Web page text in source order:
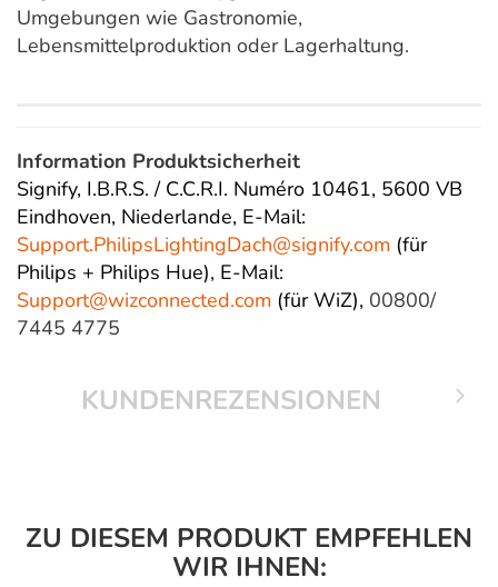
Umgebungen wie Gastronomie,
Lebensmittelproduktion oder Lagerhaltung.
Information Produktsicherheit
Signify, I.B.R.S. / C.C.R.I. Numéro 10461, 5600 VB
Eindhoven, Niederlande, E-Mail:
Support.PhilipsLightingDach@signify.com (für
Philips + Philips Hue), E-Mail:
Support@wizconnected.com (für WiZ), 00800/
7445 4775
KUNDENREZENSIONEN
ZU DIESEM PRODUKT EMPFEHLEN
WIR IHNEN: